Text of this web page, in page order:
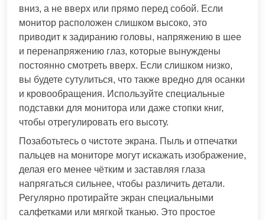
вниз, а не вверх или прямо перед собой. Если
монитор расположен слишком высоко, это
приводит к задиранию головы, напряжению в шее
и перенапряжению глаз, которые вынуждены
постоянно смотреть вверх. Если слишком низко,
вы будете сутулиться, что также вредно для осанки
и кровообращения. Используйте специальные
подставки для монитора или даже стопки книг,
чтобы отрегулировать его высоту.
Позаботьтесь о чистоте экрана. Пыль и отпечатки
пальцев на мониторе могут искажать изображение,
делая его менее чётким и заставляя глаза
напрягаться сильнее, чтобы различить детали.
Регулярно протирайте экран специальными
салфетками или мягкой тканью. Это простое